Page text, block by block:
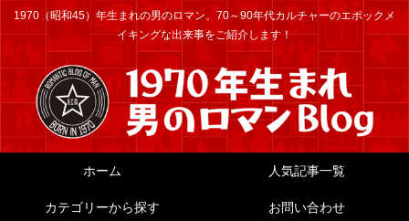
1970（昭和45）年生まれの男のロマン。70～90年代カルチャーのエポックメ
イキングな出来事をご紹介します！
ホーム 人気記事一覧
カテゴリーから探す お問い合わせ